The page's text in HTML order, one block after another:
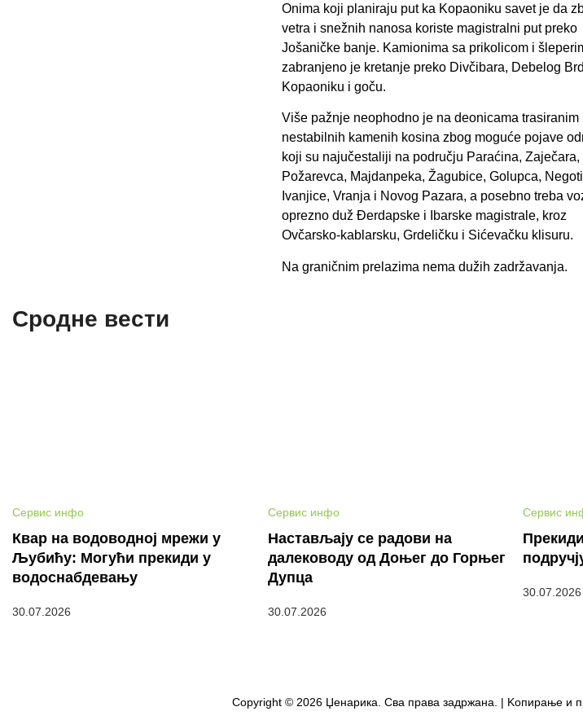
Onima koji planiraju put ka Kopaoniku savet je da
vetra i snežnih nanosa koriste magistralni put preko
Jošaničke banje. Kamionima sa prikolicom i
zabranjeno je kretanje preko Divčibara, Debelog
Kopaoniku i goču.
Više pažnje neophodno je na deonicama trasiranim
nestabilnih kamenih kosina zbog moguće pojave
koji su najučestaliji na području Paraćina, Zaječara,
Požarevca, Majdanpeka, Žagubice, Golupca,
Ivanjice, Vranja i Novog Pazara, a posebno treba
oprezno duž Đerdapske i Ibarske magistrale, kroz
Ovčarsko-kablarsku, Grdeličku i Sićevačku klisuru.
Na graničnim prelazima nema dužih zadržavanja.
Сродне вести
Сервис инфо
Квар на водоводној мрежи у
Љубићу: Могући прекиди у
водоснабдевању
30.07.2026
Сервис инфо
Настављају се радови на
далеководу од Доњег до Горњег
Дупца
30.07.2026
Сервис
30.07.2026
Copyright © 2026 Џенарика. Сва права задржана. | Kопирање и